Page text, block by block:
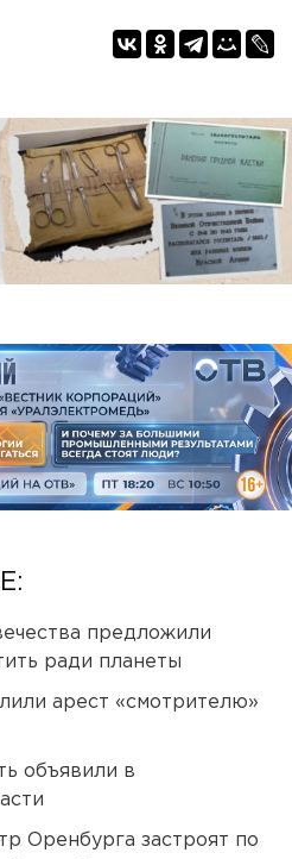
предложили
ради планеты
арест «смотрителю»
объявили в
Оренбурга застроят по